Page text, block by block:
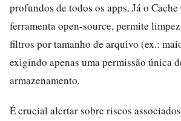
profundos de todos os apps. Já o
ferramenta open-source, permite
filtros por tamanho de arquivo (ex.:
exigindo apenas uma permissão única
armazenamento.
É crucial alertar sobre riscos